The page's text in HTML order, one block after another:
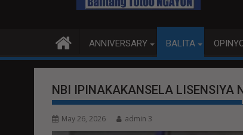
ANNIVERSARY BALITA
NBI IPINAKAKANSELA LISENSIYA
May 26, 2026 admin 3